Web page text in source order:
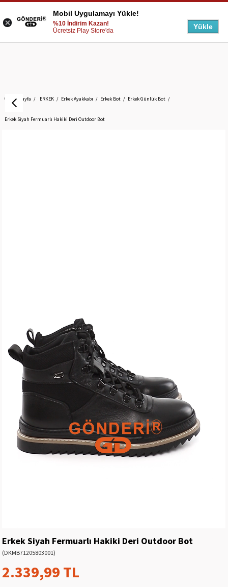
Anasayfa ERKEK Erkek Ayakkabı Erkek Bot Erkek Günlük Bot
Erkek Siyah Fermuarlı Hakiki Deri Outdoor Bot
Erkek Siyah Fermuarlı Hakiki Deri Outdoor Bot
(DKMB71205803001)
2.339,99 TL
Mobil Uygulamayı Yükle!
%10 İndirim Kazan!
Ücretsiz Play Store'da
Yükle